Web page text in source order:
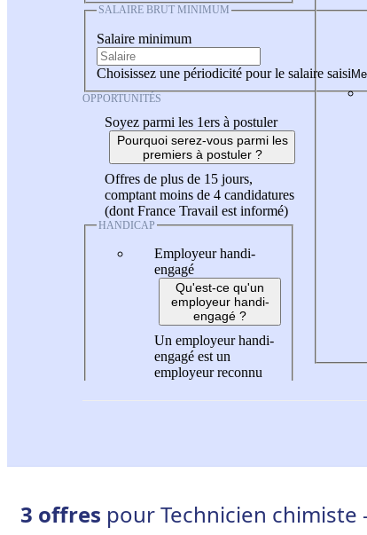
SALAIRE BRUT MINIMUM
Salaire minimum
Choisissez une périodicité pour le salaire saisi
OPPORTUNITÉS
Soyez parmi les 1ers à postuler
Pourquoi serez-vous parmi les
premiers à postuler ?
Offres de plus de 15 jours,
comptant moins de 4 candidatures
(dont France Travail est informé)
HANDICAP
Employeur handi-
engagé
Qu'est-ce qu'un
employeur handi-
engagé ?
Un employeur handi-
engagé est un
employeur reconnu
3 offres pour Technicien